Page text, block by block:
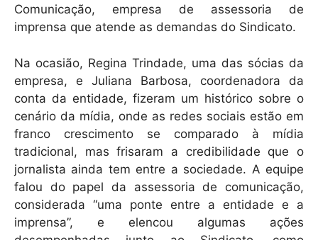
Comunicação, empresa de assessoria de
imprensa que atende as demandas do Sindicato.
Na ocasião, Regina Trindade, uma das sócias da
empresa, e Juliana Barbosa, coordenadora da
conta da entidade, fizeram um histórico sobre o
cenário da mídia, onde as redes sociais estão em
franco crescimento se comparado à mídia
tradicional, mas frisaram a credibilidade que o
jornalista ainda tem entre a sociedade. A equipe
falou do papel da assessoria de comunicação,
considerada “uma ponte entre a entidade e a
imprensa”, e elencou algumas ações